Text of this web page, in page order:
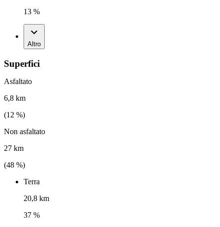
13 %
Altro
Superfici
Asfaltato
6,8 km
(12 %)
Non asfaltato
27 km
(48 %)
Terra
20,8 km
37 %